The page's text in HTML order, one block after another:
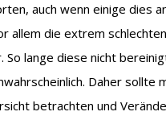
auch wenn einige dies
allem die extrem
So lange diese nicht
Daher sollte
betrachten und